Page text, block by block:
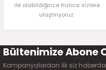
ile olabildiğince hızlıca sizlere
ulaştırıyoruz.
Bültenimize Abone
Kampanyalardan ilk siz